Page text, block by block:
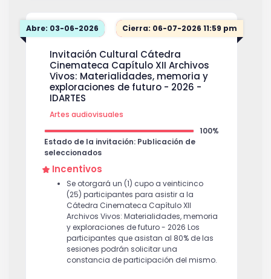
Abre: 03-06-2026 Cierra: 06-07-2026 11:59 pm
Invitación Cultural Cátedra
Cinemateca Capítulo XII Archivos
Vivos: Materialidades, memoria y
exploraciones de futuro - 2026 -
IDARTES
Artes audiovisuales
100%
Estado de la invitación: Publicación de
seleccionados
Incentivos
Se otorgará un (1) cupo a veinticinco
(25) participantes para asistir a la
Cátedra Cinemateca Capítulo XII
Archivos Vivos: Materialidades, memoria
y exploraciones de futuro - 2026 Los
participantes que asistan al 80% de las
sesiones podrán solicitar una
constancia de participación del mismo.